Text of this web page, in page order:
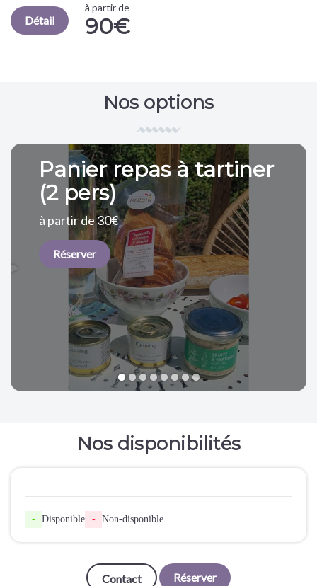
Détail
à partir de
90€
Nos options
Panier repas à tartiner
(2 pers)
à partir de 30€
Réserver
1 2 3 4 5 6 7 8
Nos disponibilités
- Disponible - Non-disponible
Contact Réserver